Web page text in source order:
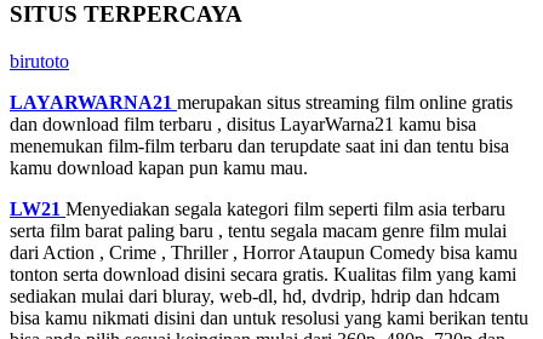
SITUS TERPERCAYA
birutoto
LAYARWARNA21 merupakan situs streaming film online gratis
dan download film terbaru , disitus LayarWarna21 kamu bisa
menemukan film-film terbaru dan terupdate saat ini dan tentu bisa
kamu download kapan pun kamu mau.
LW21 Menyediakan segala kategori film seperti film asia terbaru
serta film barat paling baru , tentu segala macam genre film mulai
dari Action , Crime , Thriller , Horror Ataupun Comedy bisa kamu
tonton serta download disini secara gratis. Kualitas film yang kami
sediakan mulai dari bluray, web-dl, hd, dvdrip, hdrip dan hdcam
bisa kamu nikmati disini dan untuk resolusi yang kami berikan tentu